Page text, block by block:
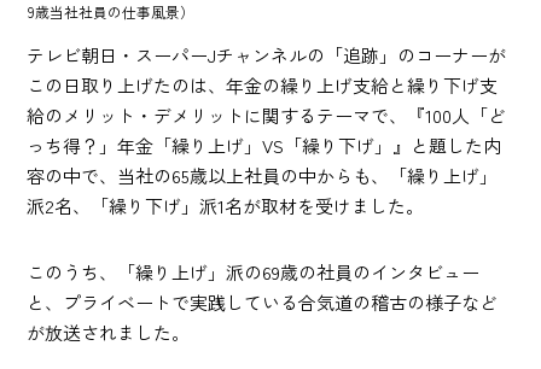
9歳当社社員の仕事風景）
テレビ朝日・スーパーJチャンネルの「追跡」のコーナーが
この日取り上げたのは、年金の繰り上げ支給と繰り下げ支
給のメリット・デメリットに関するテーマで、『100人「ど
っち得？」年金「繰り上げ」VS「繰り下げ」』と題した内
容の中で、当社の65歳以上社員の中からも、「繰り上げ」
派2名、「繰り下げ」派1名が取材を受けました。
このうち、「繰り上げ」派の69歳の社員のインタビュー
と、プライベートで実践している合気道の稽古の様子など
が放送されました。